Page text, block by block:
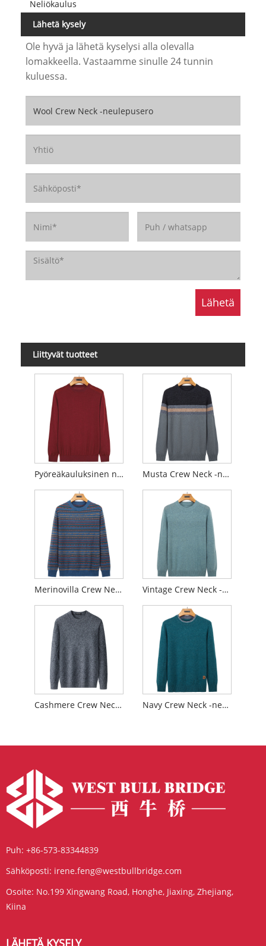
Neliökaulus
Lähetä kysely
Ole hyvä ja lähetä kyselysi alla olevalla
lomakkeella. Vastaamme sinulle 24 tunnin
kuluessa.
Liittyvät tuotteet
Pyöreäkauluksinen neulepusero Musta Crew Neck -neulepusero
Merinovilla Crew Neck -neulepusero Vintage Crew Neck -neulepusero
Cashmere Crew Neck -neulepusero Navy Crew Neck -neulepusero
Puh: +86-573-83344839
Sähköposti: irene.feng@westbullbridge.com
Osoite: No.199 Xingwang Road, Honghe, Jiaxing, Zhejiang,
Kiina
LÄHETÄ KYSELY